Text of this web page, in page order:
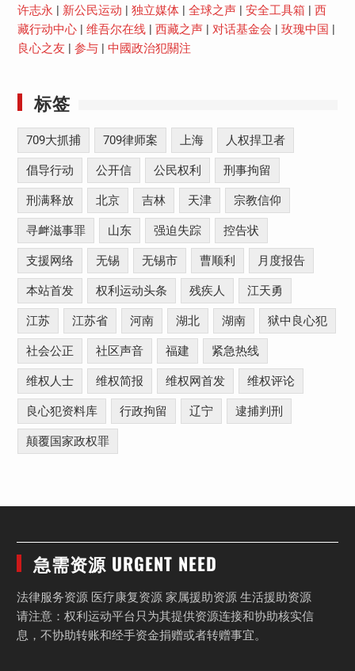
许志永
新公民运动 独立媒体| 全球之声| 安全工具箱
西
藏行动中心| 维吾尔在线| 西藏之声| 对话基金会 玫瑰中国
良心之友
参与| 中國政治犯關注
标签
709大抓捕 709律师案 上海 人权捍卫者
倡导行动 公开信 公民权利 刑事拘留
刑满释放 北京 吉林 天津 宗教信仰
寻衅滋事罪 山东 强迫失踪 控告状
支援网络 无锡 无锡市 曹顺利 月度报告
本站首发 权利运动头条 残疾人 江天勇
江苏 江苏省 河南 湖北 湖南 狱中良心犯
社会公正 社区声音 福建 紧急热线
维权人士 维权简报 维权网首发 维权评论
良心犯资料库 行政拘留 辽宁 逮捕判刑
颠覆国家政权罪
急需资源 URGENT NEED
法律服务资源 医疗康复资源 家属援助资源 生活援助资源
请注意：权利运动平台只为其提供资源连接和协助核实信
息，不协助转账和经手资金捐赠或者转赠事宜。